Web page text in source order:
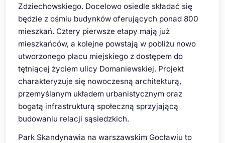
Zdziechowskiego. Docelowo osiedle składać się
będzie z ośmiu budynków oferujących ponad 800
mieszkań. Cztery pierwsze etapy mają już
mieszkańców, a kolejne powstają w pobliżu nowo
utworzonego placu miejskiego z dostępem do
tętniącej życiem ulicy Domaniewskiej. Projekt
charakteryzuje się nowoczesną architekturą,
przemyślanym układem urbanistycznym oraz
bogatą infrastrukturą społeczną sprzyjającą
budowaniu relacji sąsiedzkich.
Park Skandynawia na warszawskim Gocławiu to